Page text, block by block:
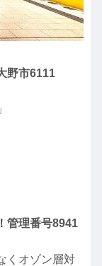
野市6111
管理番号8941
くオゾン層対